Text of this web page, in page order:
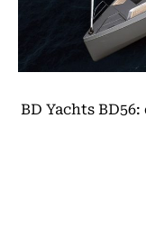
BD Yachts